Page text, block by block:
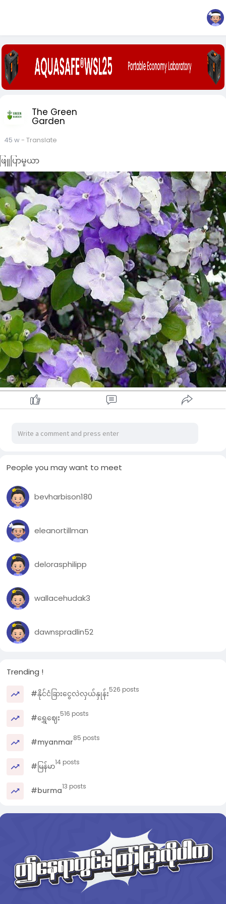
The Green
Garden
45 w- Translate
ြူပြာမူယာ
People you may want to meet
bevharbison180
eleanortillman
delorasphilipp
wallacehudak3
dawnspradlin52
Trending !
#နိုင်ငံခြားငွေလဲလှယ်နှုန်း526 posts
#ရွှေဈေး516 posts
#myanmar85 posts
#မြန်မာ14 posts
#burma13 posts